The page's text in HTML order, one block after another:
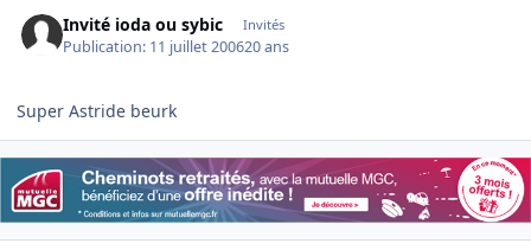
Invité ioda ou sybic Invités
Publication: 11 juillet 200620 ans
Super Astride beurk